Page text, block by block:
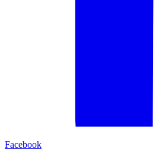
Facebook